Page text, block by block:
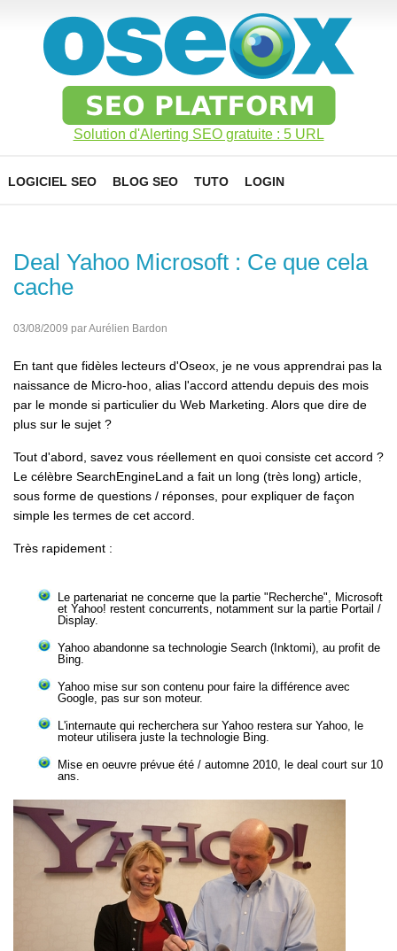
Solution d'Alerting SEO gratuite : 5 URL
LOGICIEL SEO BLOG SEO TUTO LOGIN
Deal Yahoo Microsoft : Ce que cela
cache
03/08/2009 par Aurélien Bardon
En tant que fidèles lecteurs d'Oseox, je ne vous apprendrai pas la
naissance de Micro-hoo, alias l'accord attendu depuis des mois
par le monde si particulier du Web Marketing. Alors que dire de
plus sur le sujet ?
Tout d'abord, savez vous réellement en quoi consiste cet accord ?
Le célèbre SearchEngineLand a fait un long (très long) article,
sous forme de questions / réponses, pour expliquer de façon
simple les termes de cet accord.
Très rapidement :
Le partenariat ne concerne que la partie "Recherche", Microsoft
et Yahoo! restent concurrents, notamment sur la partie Portail /
Display.
Yahoo abandonne sa technologie Search (Inktomi), au profit de
Bing.
Yahoo mise sur son contenu pour faire la différence avec
Google, pas sur son moteur.
L'internaute qui recherchera sur Yahoo restera sur Yahoo, le
moteur utilisera juste la technologie Bing.
Mise en oeuvre prévue été / automne 2010, le deal court sur 10
ans.